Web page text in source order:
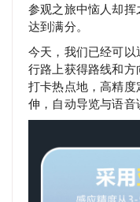
参观之旅中恼人却挥
达到满分。
今天，我们已经可
行路上获得路线和
打卡热点地，高精
伸，自动导览与语音